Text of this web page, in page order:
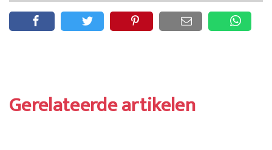
Gerelateerde artikelen